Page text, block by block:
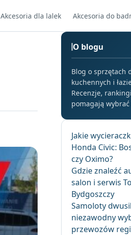
Akcesoria dla lalek Akcesoria do
O blogu
Blog o sprzętach
kuchennych i
Recenzje,
pomagają
Jakie
Honda Civic:
czy Oximo?
Gdzie znaleźć
salon i serwis
Bydgoszczy
Samoloty
niezawodny
przewozów